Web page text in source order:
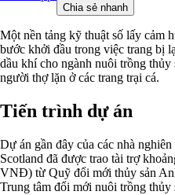
Chia sẻ nhanh
Một nền tảng kỹ thuật số lấy cảm
bước khởi đầu trong việc trang bị
dầu khí cho ngành nuôi trồng
người thợ lặn ở các trang trại cá.
Tiến trình dự án
Dự án gần đây của các nhà
Scotland đã được trao tài trợ
VNĐ) từ Quỹ đổi mới thủy sản
Trung tâm đổi mới nuôi trồng